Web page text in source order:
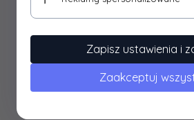
Mogą być używane w lufach
półprecyzyjnych i precyzyjnych.
Dane techniczne:
Zapisz ustawienia i
Zaakceptuj